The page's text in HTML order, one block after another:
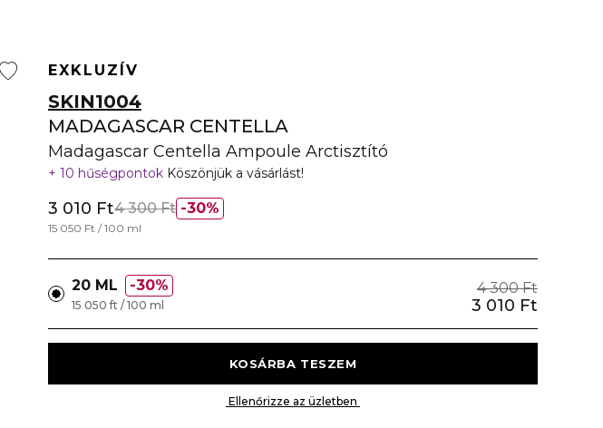
EXKLUZÍV
SKIN1004
MADAGASCAR CENTELLA
Madagascar Centella Ampoule Arctisztító
10 hűségpontok Köszönjük a vásárlást!
30%
3 010 Ft4 300 Ft
15 050 Ft / 100 ml
20 ML 30% 4 300 Ft
3 010 Ft
15 050 ft / 100 ml